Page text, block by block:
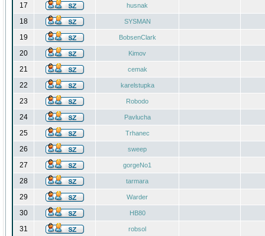
17 husnak
18 SYSMAN
19 BobsenClark
20 Kimov
21 cemak
22 karelstupka
23 Robodo
24 Pavlucha
25 Trhanec
26 sweep
27 gorgeNo1
28 tarmara
29 Warder
30 HB80
31 robsol